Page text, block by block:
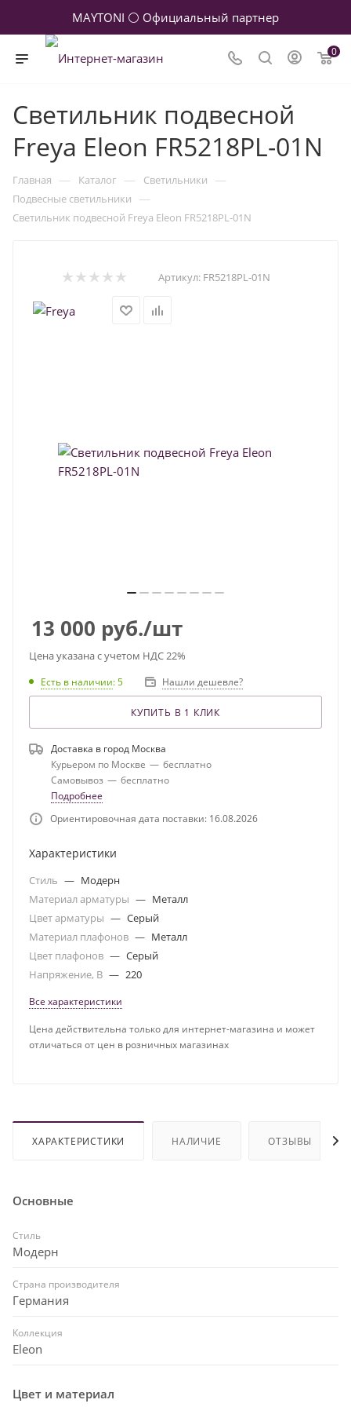
MAYTONI ⚪ Официальный партнер
0
Светильник подвесной
Freya Eleon FR5218PL-01N
Главная — Каталог — Светильники —
Подвесные светильники —
Светильник подвесной Freya Eleon FR5218PL-01N
Артикул: FR5218PL-01N
13 000 руб./шт
Цена указана с учетом НДС 22%
Есть в наличии: 5 Нашли дешевле?
КУПИТЬ В 1 КЛИК
Доставка в город Москва
Курьером по Москве — бесплатно
Самовывоз — бесплатно
Подробнее
Ориентировочная дата поставки: 16.08.2026
Характеристики
Стиль — Модерн
Материал арматуры — Металл
Цвет арматуры — Серый
Материал плафонов — Металл
Цвет плафонов — Серый
Напряжение, В — 220
Все характеристики
Цена действительна только для интернет-магазина и может
отличаться от цен в розничных магазинах
ХАРАКТЕРИСТИКИ НАЛИЧИЕ ОТЗЫВЫ
Основные
Стиль
Модерн
Страна производителя
Германия
Коллекция
Eleon
Цвет и материал